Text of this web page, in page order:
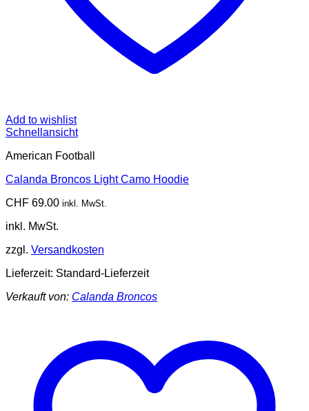
Add to wishlist
Schnellansicht
American Football
Calanda Broncos Light Camo Hoodie
CHF 69.00 inkl. MwSt.
inkl. MwSt.
zzgl. Versandkosten
Lieferzeit: Standard-Lieferzeit
Verkauft von: Calanda Broncos